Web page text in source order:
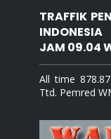
TRAFFIK
JAM 09.04
All time
Ttd. Pemred